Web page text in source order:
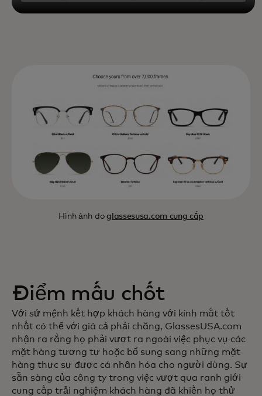
Hình ảnh doglassesusa.com cung cấp
Điểm mấu chốt
Với sứ mệnh kết hợp khách hàng với kính mắt tốt
nhất có thể với giá cả phải chăng, GlassesUSA.com
nhận ra rằng họ phải vượt ra ngoài việc phục vụ các
mặt hàng tương tự hoặc bổ sung sang những mặt
hàng thực sự được cá nhân hóa cho người dùng. Sự
sẵn sàng của công ty trong việc vượt qua ranh giới
cung cấp trải nghiệm khách hàng đã khiến họ thử